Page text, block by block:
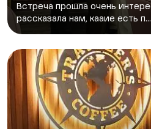
Встреча прошла очень
рассказала нам, кааие есть п...